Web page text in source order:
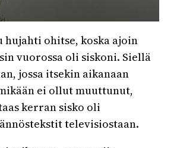
hujahti ohitse, koska ajoin
vuorossa oli siskoni. Siellä
jossa itsekin aikanaan
ei ollut muuttunut,
kerran sisko oli
televisiostaan.